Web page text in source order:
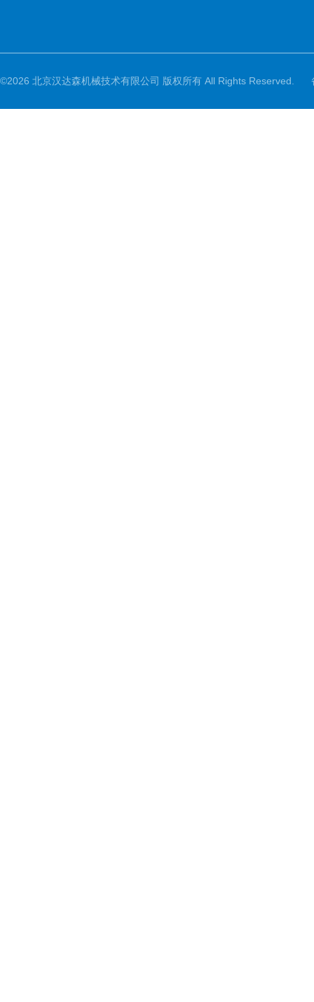
©2026 北京汉达森机械技术有限公司 版权所有 All Rights Reserved.